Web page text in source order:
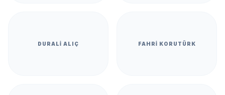
DURALI ALIÇ FAHRI KORUTÜRK